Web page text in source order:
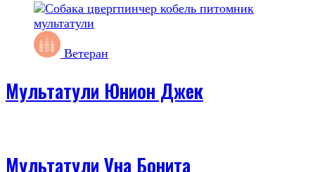
Ветеран
Мультатули Юнион Джек
Мультатули Уна Бонита